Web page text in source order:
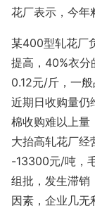
花厂表示，今年
某400型轧花厂
提高，40%衣
0.12元/斤，一
近期日收购量仍
棉收购难以上量
大抬高轧花厂经
-13300元/吨，
组批，发生滞销
因素，企业几无